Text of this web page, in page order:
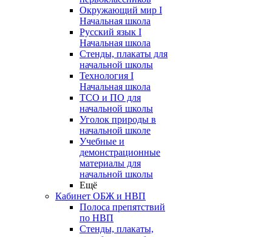
Окружающий мир I
Начальная школа
Русский язык I
Начальная школа
Стенды, плакаты для
начальной школы
Технология I
Начальная школа
ТСО и ПО для
начальной школы
Уголок природы в
начальной школе
Учебные и
демонстрационные
материалы для
начальной школы
Ещё
Кабинет ОБЖ и НВП
Полоса препятствий
по НВП
Стенды, плакаты,